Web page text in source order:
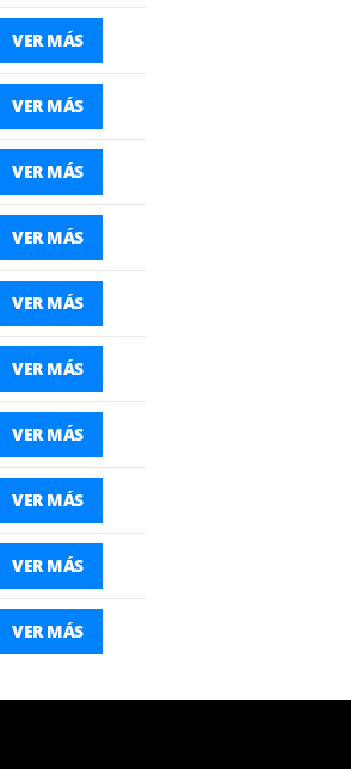
VER MÁS
VER MÁS
VER MÁS
VER MÁS
VER MÁS
VER MÁS
VER MÁS
VER MÁS
VER MÁS
VER MÁS